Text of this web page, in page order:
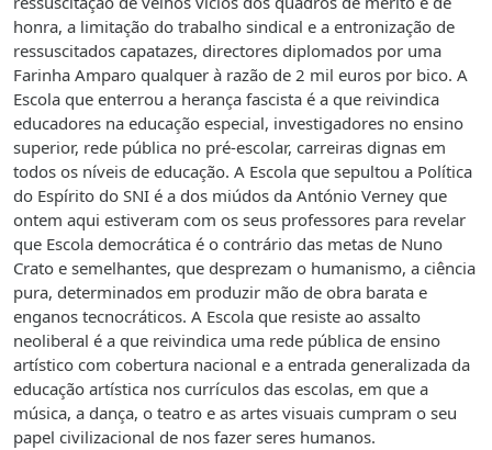
honra, a limitação do trabalho sindical e a entronização de
ressuscitados capatazes, directores diplomados por uma
Farinha Amparo qualquer à razão de 2 mil euros por bico. A
Escola que enterrou a herança fascista é a que reivindica
educadores na educação especial, investigadores no ensino
superior, rede pública no pré-escolar, carreiras dignas em
todos os níveis de educação. A Escola que sepultou a Política
do Espírito do SNI é a dos miúdos da António Verney que
ontem aqui estiveram com os seus professores para revelar
que Escola democrática é o contrário das metas de Nuno
Crato e semelhantes, que desprezam o humanismo, a ciência
pura, determinados em produzir mão de obra barata e
enganos tecnocráticos. A Escola que resiste ao assalto
neoliberal é a que reivindica uma rede pública de ensino
artístico com cobertura nacional e a entrada generalizada da
educação artística nos currículos das escolas, em que a
música, a dança, o teatro e as artes visuais cumpram o seu
papel civilizacional de nos fazer seres humanos.